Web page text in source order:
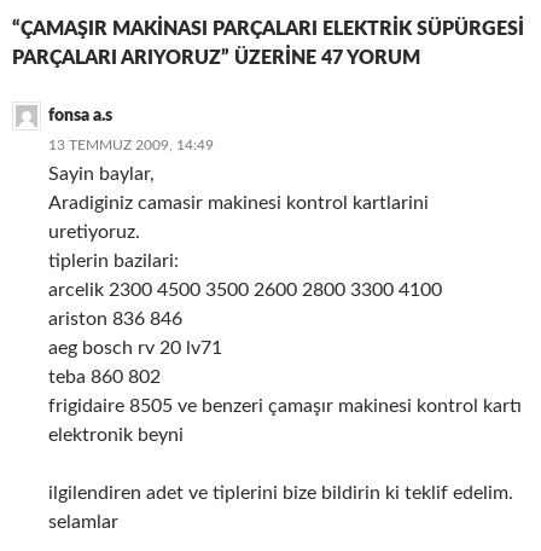
“ÇAMAŞIR MAKINASI PARÇALARI ELEKTRIK SÜPÜRGESI
PARÇALARI ARIYORUZ” ÜZERINE 47 YORUM
fonsa a.s
13 TEMMUZ 2009, 14:49
Sayin baylar,
Aradiginiz camasir makinesi kontrol kartlarini
uretiyoruz.
tiplerin bazilari:
arcelik 2300 4500 3500 2600 2800 3300 4100
ariston 836 846
aeg bosch rv 20 lv71
teba 860 802
frigidaire 8505 ve benzeri çamaşır makinesi kontrol kartı
elektronik beyni
ilgilendiren adet ve tiplerini bize bildirin ki teklif edelim.
selamlar